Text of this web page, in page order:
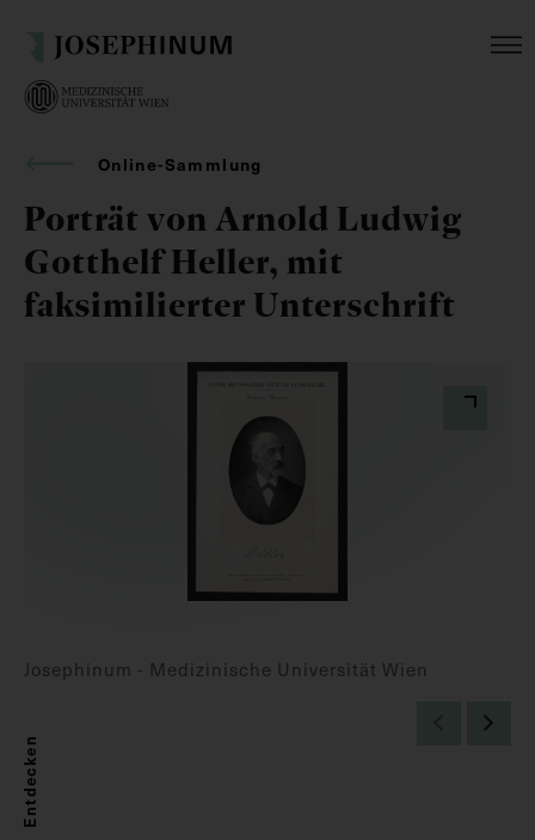
Online-Sammlung
Porträt von Arnold Ludwig
Gotthelf Heller, mit
faksimilierter Unterschrift
Josephinum - Medizinische Universität Wien
Entdecken